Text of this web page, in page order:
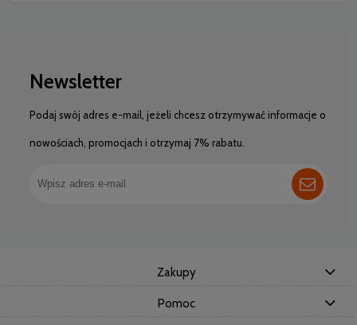
Newsletter
Podaj swój adres e-mail, jeżeli chcesz otrzymywać informacje o
nowościach, promocjach i otrzymaj 7% rabatu.
Zakupy
Pomoc